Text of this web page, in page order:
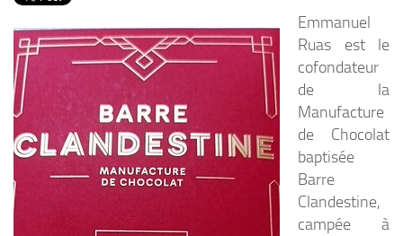
Entrées
Plats
Sauces
Emmanuel
Ruas est le
cofondateur
de la
Manufacture
de Chocolat
baptisée
Barre
Clandestine,
campée à